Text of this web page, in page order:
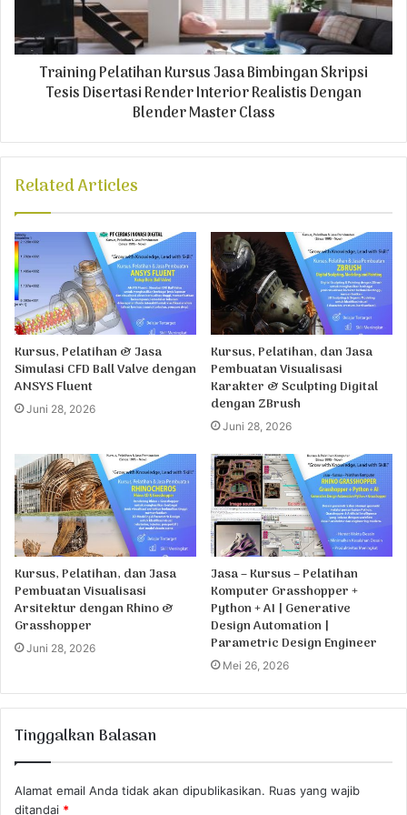
Training Pelatihan Kursus Jasa Bimbingan Skripsi
Tesis Disertasi Render Interior Realistis Dengan
Blender Master Class
Related Articles
Kursus, Pelatihan & Jasa
Simulasi CFD Ball Valve dengan
ANSYS Fluent
Juni 28, 2026
Kursus, Pelatihan, dan Jasa
Pembuatan Visualisasi
Karakter & Sculpting Digital
dengan ZBrush
Juni 28, 2026
Kursus, Pelatihan, dan Jasa
Pembuatan Visualisasi
Arsitektur dengan Rhino &
Grasshopper
Juni 28, 2026
Jasa – Kursus – Pelatihan
Komputer Grasshopper +
Python + AI | Generative
Design Automation |
Parametric Design Engineer
Mei 26, 2026
Tinggalkan Balasan
Alamat email Anda tidak akan dipublikasikan. Ruas yang wajib
ditandai *